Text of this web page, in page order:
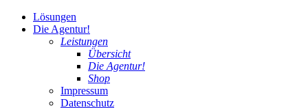
Lösungen
Die Agentur!
Leistungen
Übersicht
Die Agentur!
Shop
Impressum
Datenschutz